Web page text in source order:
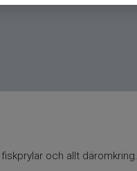
och allt däromkring.